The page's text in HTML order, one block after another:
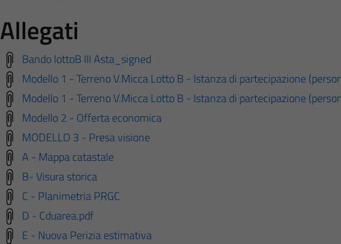
Allegati
Bando lottoB III Asta_signed
Modello 1 - Terreno V.Micca Lotto B - Istanza di partecipazione
Modello 1 - Terreno V.Micca Lotto B - Istanza di partecipazione
Modello 2 - Offerta economica
MODELLO 3 - Presa visione
A - Mappa catastale
B- Visura storica
C - Planimetria PRGC
D - Cduarea.pdf
E - Nuova Perizia estimativa